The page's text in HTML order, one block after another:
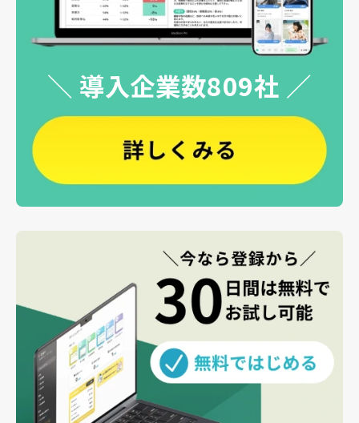
＼ 導入企業数809社 ／